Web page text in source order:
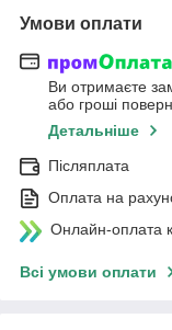
Умови оплати
Ви отримаєте
або гроші
Детальніше
Післяплата
Оплата на
Онлайн-оплата
Всі умови оплати